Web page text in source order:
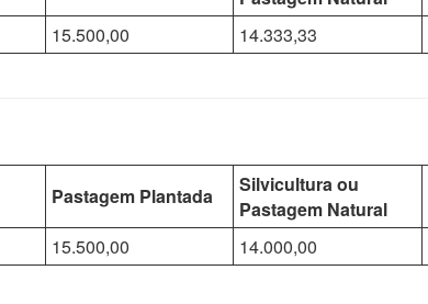
15.500,00 14.333,33
Pastagem Plantada
Silvicultura ou
Pastagem Natural
15.500,00 14.000,00